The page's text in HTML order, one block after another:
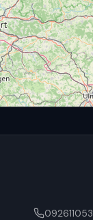
092611053